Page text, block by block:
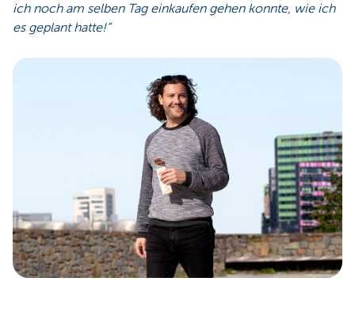
ich noch am selben Tag einkaufen gehen konnte, wie ich
es geplant hatte!“